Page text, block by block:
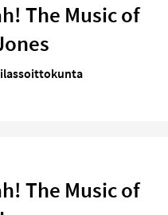
The Music of
The Music of